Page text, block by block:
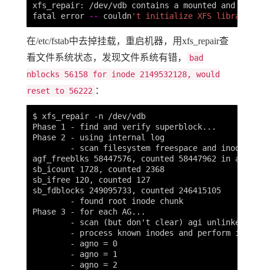
xfs_repair: /dev/vdb contains a mounted and
fatal error
-- couldn
在/etc/fstab中去掉挂载，重启机器，用xfs_repair查
看文件系统状态，发现文件系统有错，
bad
nblocks 56158 for inode 2149532128, would
reset to 56222 ：
$ xfs_repair -n /dev/vdb
Phase 1 - find and verify superblock...
Phase 2 - using internal log
- scan filesystem freespace and inode
agf_freeblks 58447576, counted 58447962 in ag 2
sb_icount 1728, counted 2368
sb_ifree 120, counted 127
sb_fdblocks 249095733, counted 246415105
        - found root inode chunk
Phase 3 - for each AG...
- scan (but don't clear) agi unlinked
- process known inodes and perform inode
        - agno = 0
        - agno = 1
        - agno = 2